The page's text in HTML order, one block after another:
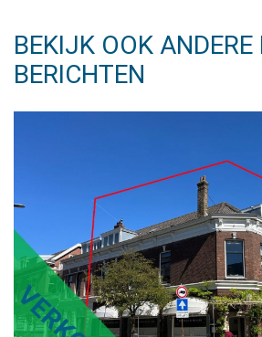
BEKIJK OOK ANDERE
BERICHTEN